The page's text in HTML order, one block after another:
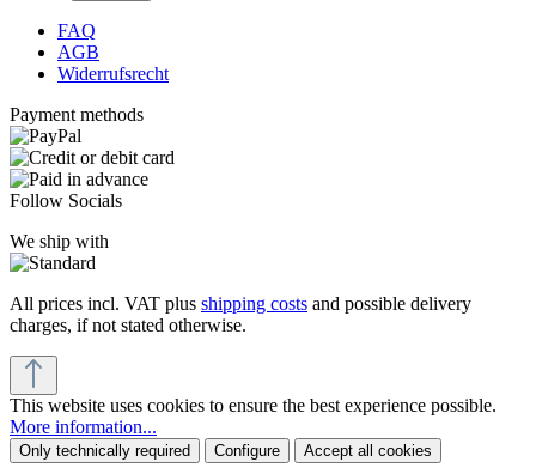
FAQ
AGB
Widerrufsrecht
Payment methods
Follow Socials
We ship with
All prices incl. VAT plus shipping costs and possible delivery
charges, if not stated otherwise.
This website uses cookies to ensure the best experience possible.
More information...
Only technically required Configure Accept all cookies